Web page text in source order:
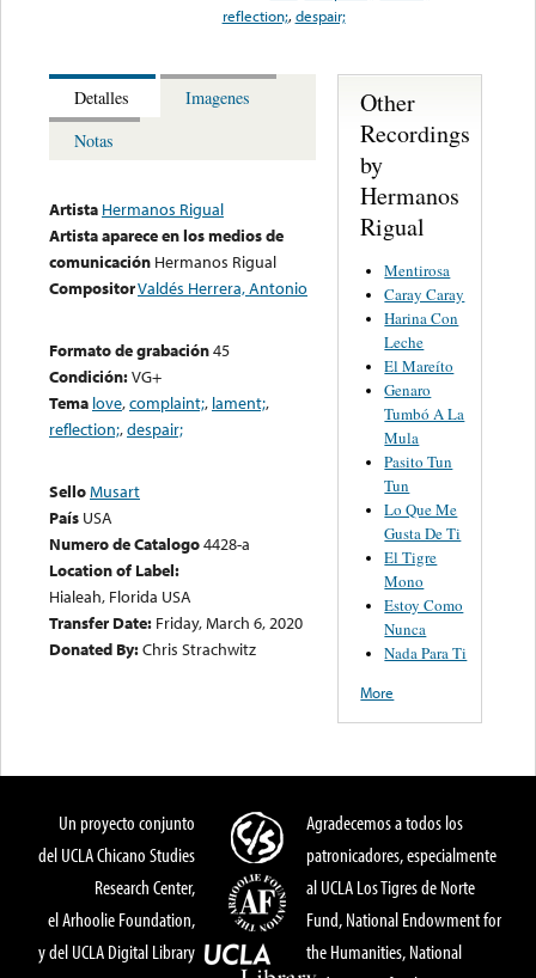
reflection;,despair;
Detalles
Imagenes
Notas
Artista Hermanos Rigual
Artista aparece en los medios de
comunicación Hermanos Rigual
CompositorValdés Herrera, Antonio
Formato de grabación45
Condición:VG+
Tema love,complaint;, lament;,
reflection;,despair;
SelloMusart
País USA
Numero de Catalogo4428-a
Location of Label:
Hialeah, Florida USA
Transfer Date: Friday, March 6, 2020
Donated By:Chris Strachwitz
Other
Recordings
by
Hermanos
Rigual
Mentirosa
Caray Caray
Harina Con
Leche
El Mareíto
Genaro
Tumbó A La
Mula
Pasito Tun
Tun
Lo Que Me
Gusta De Ti
El Tigre
Mono
Estoy Como
Nunca
Nada Para Ti
More
Un proyecto conjunto
del UCLA Chicano Studies
Research Center,
el Arhoolie Foundation,
y del UCLA Digital Library
Agradecemos a todos los
patronicadores, especialmente
al UCLA Los Tigres de Norte
Fund, National Endowment for
the Humanities, National